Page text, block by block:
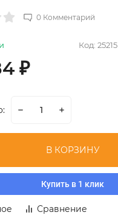
0 Комментарий
Код: 25215
₽
В КОРЗИНУ
Купить в 1 клик
Сравнение